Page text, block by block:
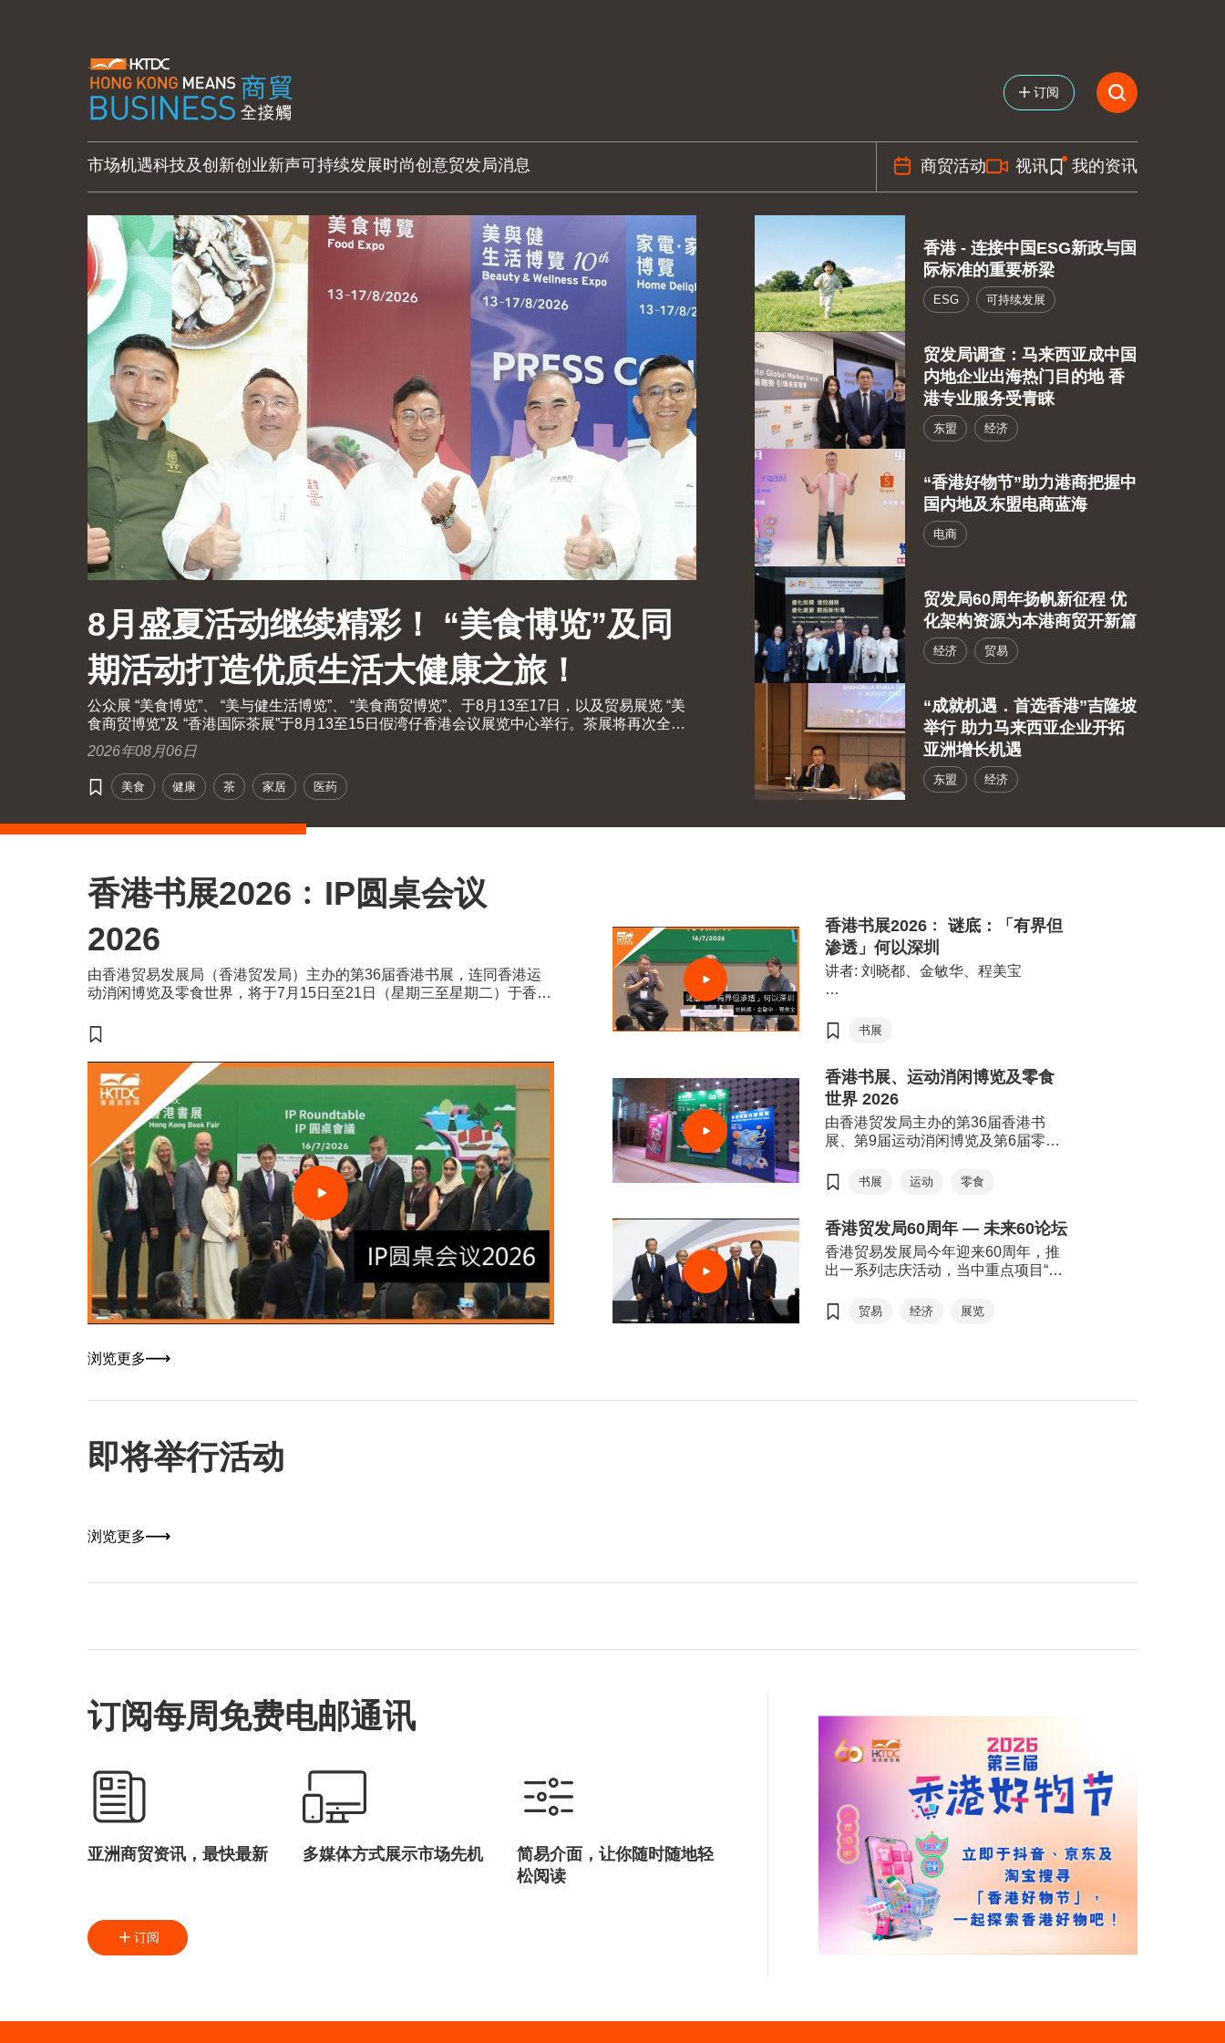
订阅
市场机遇科技及创新创业新声可持续发展时尚创意贸发局消息 商贸活动 视讯 我的资讯
8月盛夏活动继续精彩！ “美食博览”及同
期活动打造优质生活大健康之旅！
公众展 “美食博览”、 “美与健生活博览”、 “美食商贸博览”、于8月13至17日，以及贸易展览 “美
食商贸博览”及 “香港国际茶展”于8月13至15日假湾仔香港会议展览中心举行。茶展将再次全面
开放予业内人士及持票公众进场。由现代化中医药国际协会联同香港贸发局及十大科研机构携
手举办的国际现代化中医药及健康产品会议（中医药会议）亦于8月13至15日举行。
2026年08月06日
美食 健康 茶 家居 医药
香港 - 连接中国ESG新政与国
际标准的重要桥梁
ESG 可持续发展
贸发局调查：马来西亚成中国
内地企业出海热门目的地 香
港专业服务受青睐
东盟 经济
“香港好物节”助力港商把握中
国内地及东盟电商蓝海
电商
贸发局60周年扬帆新征程 优
化架构资源为本港商贸开新篇
经济 贸易
“成就机遇．首选香港”吉隆坡
举行 助力马来西亚企业开拓
亚洲增长机遇
东盟 经济
香港书展2026﹕IP圆桌会议
2026
由香港贸易发展局（香港贸发局）主办的第36届香港书展，连同香港运
动消闲博览及零食世界，将于7月15日至21日（星期三至星期二）于香港
国家及地区，为入场人士带来集阅读、运动与消闲于一体的盛夏旅程。
香港书展2026﹕ 谜底：「有界但
渗透」何以深圳
讲者: 刘晓都、金敏华、程美宝
办的第36届香港书展，连同香港运动
消闲博览及零食世界，将于7月15日至
展览中心举行。今年三项展览合共汇
聚超过770家展商，来自约30个国家
及地区，为入场人士带来集阅读、运
动与消闲于一体的盛夏旅程。
书展
香港书展、运动消闲博览及零食
世界 2026
由香港贸发局主办的第36届香港书
展、第9届运动消闲博览及第6届零食
议展览中心举行。今年书展以“从香港
阅读世界：文创传承．旅悦人生”，希
索世界各地的历史、文化和生活风
貌。来自世界各地的作家、学者和文
化界人士将齐聚香港交流分享，进一
心的独特优势。连同同期举行的运动
消闲博览及零食世界，三展共吸引超
书展 运动 零食
香港贸发局60周年 — 未来60论坛
香港贸易发展局今年迎来60周年，推
出一系列志庆活动，当中重点项目“未
展览中心举行。“未来60论坛”以“回顾
与前瞻”为主轴，由贸发局前主席邓莲
士、吴光正、苏泽光及罗康瑞担任论
贸易 经济 展览
浏览更多
即将举行活动
浏览更多
订阅每周免费电邮通讯
亚洲商贸资讯，最快最新 多媒体方式展示市场先机
简易介面，让你随时随地轻
松阅读
订阅